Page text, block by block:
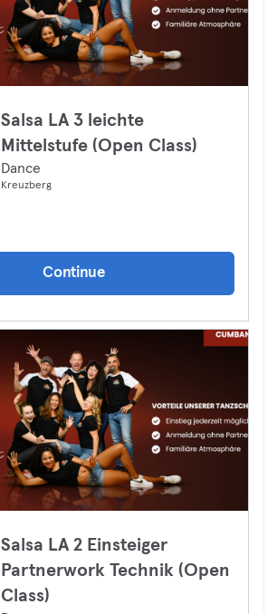
Salsa LA 3 leichte
Mittelstufe (Open Class)
Dance
Kreuzberg
Continue
Salsa LA 2 Einsteiger
Partnerwork Technik (Open
Class)